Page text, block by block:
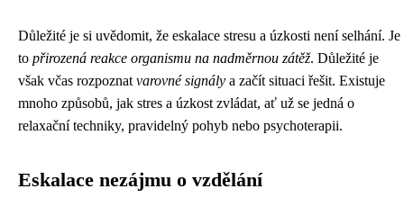
Důležité je si uvědomit, že eskalace stresu a úzkosti není selhání. Je
to přirozená reakce organismu na nadměrnou zátěž. Důležité je
však včas rozpoznat varovné signály a začít situaci řešit. Existuje
mnoho způsobů, jak stres a úzkost zvládat, ať už se jedná o
relaxační techniky, pravidelný pohyb nebo psychoterapii.
Eskalace nezájmu o vzdělání